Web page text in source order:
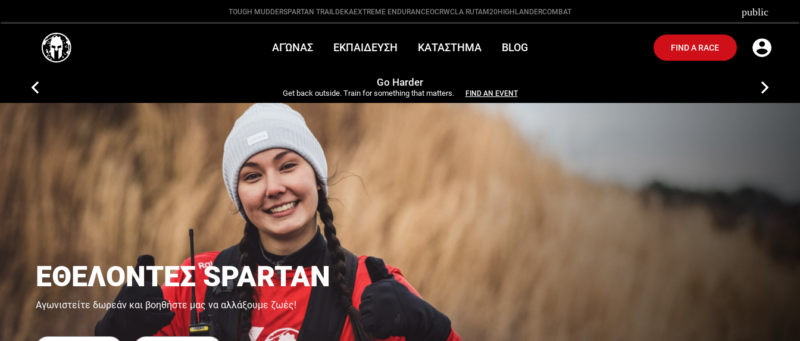
TOUGH MUDDERSPARTAN TRAILDEKAEXTREME ENDURANCEOCRWCLA RUTAM20HIGHLANDERCOMBAT public
ΑΓΏΝΑΣ ΕΚΠΑΙΔΕΥΣΗ ΚΑΤΑΣΤΗΜΑ BLOG FIND A RACE
Go Harder
Get back outside. Train for something that matters. FIND AN EVENT
ΕΘΕΛΟΝΤΕΣ SPARTAN
Αγωνιστείτε δωρεάν και βοηθήστε μας να αλλάξουμε ζωές!